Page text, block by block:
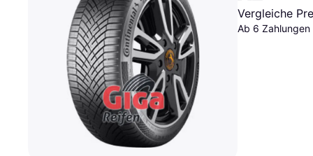
Ratenzahlung
Vergleiche
Ab 6 Zahlungen